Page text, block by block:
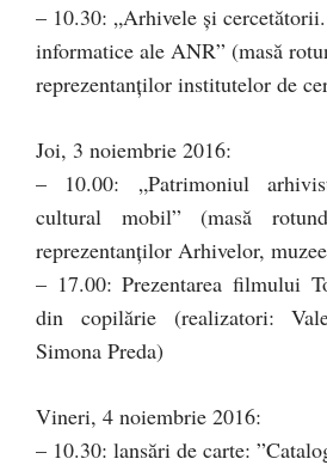
– 10.30: „Arhivele şi
informatice ale ANR” (masă
reprezentanţilor institutelor de
Joi, 3 noiembrie 2016:
– 10.00: „Patrimoniul
cultural mobil” (masă
reprezentanţilor Arhivelor,
– 17.00: Prezentarea filmului
din copilărie (realizatori:
Simona Preda)
Vineri, 4 noiembrie 2016:
– 10.30: lansări de carte: